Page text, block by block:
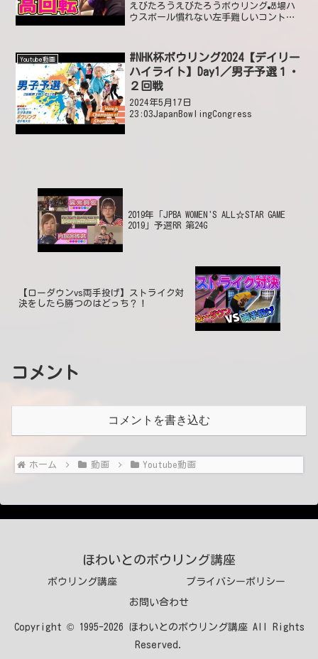
えびたろうえびたろうボウリング🎳場ハ
ウスボール慣れない左手難しいコントロ
ゃんお疲れさま😆🎵🎵ジャケット格...
Youtube動画
#NHK杯ボウリング2024【デイリー
ハイライト】Day1／男子予選１・
２回戦
2024年5月17日
23:03JapanBowlingCongress
2019年「JPBA WOMEN'S ALL☆STAR GAME
2019」予選RR 第24G
【ローダウンvs両手投げ】ストライク対
決をしたら勝つのはどっち？！
コメント
コメントを書き込む
ホーム 動画 Youtube動画
ほわいとのボウリング講座
ボウリング講座 プライバシーポリシー
お問い合わせ
Copyright © 1995-2026 ほわいとのボウリング講座 All Rights
Reserved.